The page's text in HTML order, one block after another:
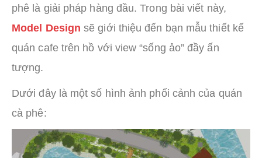
phê là giải pháp hàng đầu. Trong bài viết này,
Model Design sẽ giới thiệu đến bạn mẫu thiết kế
quán cafe trên hồ với view “sống ảo” đầy ấn
tượng.
Dưới đây là một số hình ảnh phối cảnh của quán
cà phê: